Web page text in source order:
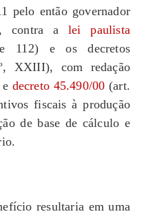
pelo então governador
contra alei paulista
e os decretos
XXIII), com redação
decreto 45.490/00 (art.
fiscais à produção
de base de cálculo e
resultaria em uma